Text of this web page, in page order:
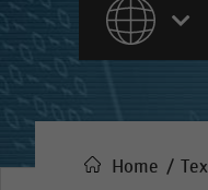
ALLE
Home